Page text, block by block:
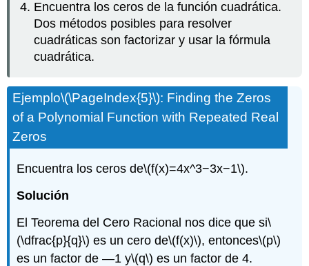
Encuentra los ceros de la función cuadrática.
Dos métodos posibles para resolver
cuadráticas son factorizar y usar la fórmula
cuadrática.
Ejemplo\(\PageIndex{5}\): Finding the Zeros
of a Polynomial Function with Repeated Real
Zeros
Encuentra los ceros de\(f(x)=4x^3−3x−1\).
Solución
El Teorema del Cero Racional nos dice que si\
(\dfrac{p}{q}\) es un cero de\(f(x)\), entonces\(p\)
es un factor de —1 y\(q\) es un factor de 4.